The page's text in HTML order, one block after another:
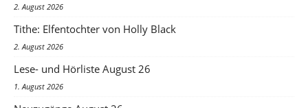
2. August 2026
Tithe: Elfentochter von Holly Black
2. August 2026
Lese- und Hörliste August 26
1. August 2026